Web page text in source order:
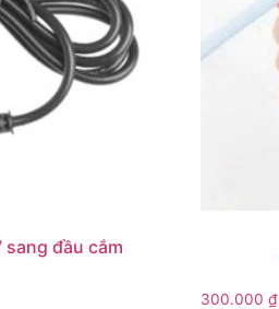
sang đầu cắm
300.000 ₫